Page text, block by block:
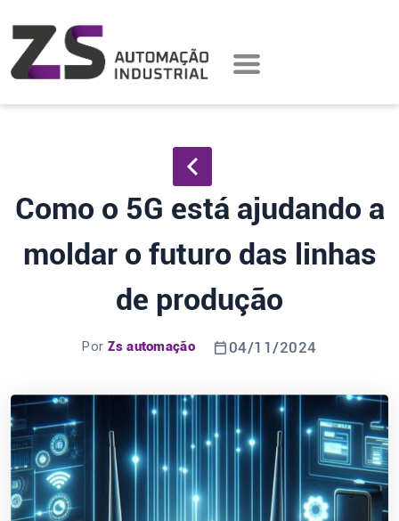
Como o 5G está ajudando a
moldar o futuro das linhas
de produção
PorZs automação 04/11/2024